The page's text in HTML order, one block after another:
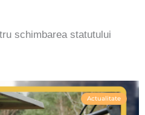
schimbarea statutului
Actualitate